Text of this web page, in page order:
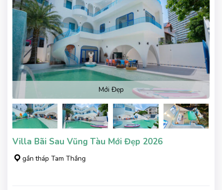
Mới Đẹp
Villa Bãi Sau Vũng Tàu Mới Đẹp 2026
gần tháp Tam Thắng